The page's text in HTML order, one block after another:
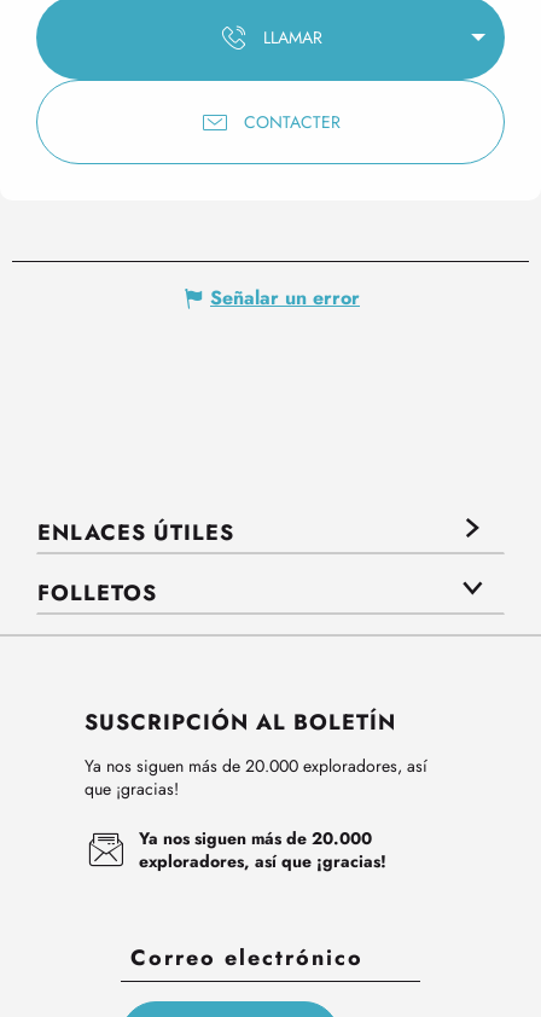
LLAMAR
CONTACTER
Señalar un error
ENLACES ÚTILES
FOLLETOS
SUSCRIPCIÓN AL BOLETÍN
Ya nos siguen más de 20.000 exploradores, así
que ¡gracias!
Ya nos siguen más de 20.000
exploradores, así que ¡gracias!